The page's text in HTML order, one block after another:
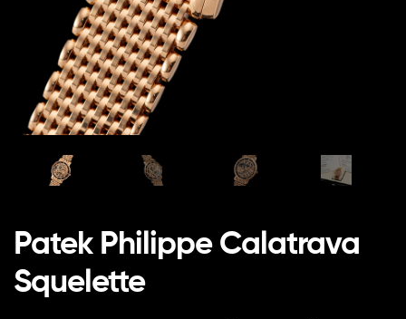
Patek Philippe Calatrava
Squelette